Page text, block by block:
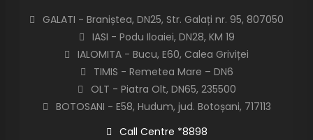
GALATI - Braniștea, DN25, Str. Galați nr. 95, 807050
IASI - Podu Iloaiei, DN28, KM 19
IALOMITA - Bucu, E60, Calea Griviței
TIMIS - Remetea Mare – DN6
OLT - Piatra Olt, DN65, 235500
BOTOSANI - E58, Hudum, jud. Botoșani, 717113
Call Centre *8898